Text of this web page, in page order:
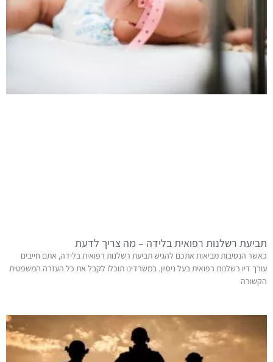
תביעת רשלנות רפואית בלידה – מה צריך לדעת
כאשר הנסיבות מביאות אתכם להגיש תביעת רשלנות רפואית בלידה, אתם חייבים
עורך דיו רשלנות רפואית בעל ניסיון. במשרדינו תוכלו לקבל את כל העזרה המשפטית
הקשורה